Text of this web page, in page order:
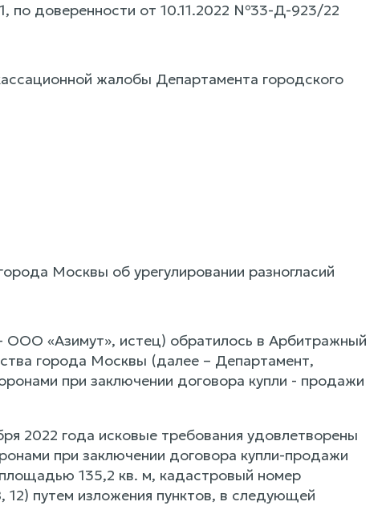
по доверенности от 10.11.2022 №33-Д-923/22
жалобы Департамента городского
Москвы об урегулировании разногласий
ООО «Азимут», истец) обратилось в Арбитражный
города Москвы (далее – Департамент,
при заключении договора купли - продажи
2022 года исковые требования удовлетворены
при заключении договора купли-продажи
135,2 кв. м, кадастровый номер
путем изложения пунктов, в следующей